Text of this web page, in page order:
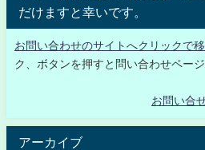
だけますと幸いです。
お問い合わせのサイトへクリックで
ク、ボタンを押すと問い合わせペー
お問い合
アーカイブ